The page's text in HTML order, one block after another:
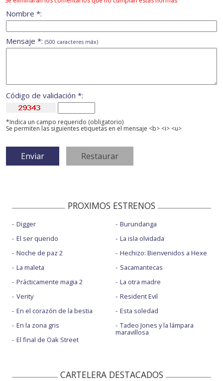
Nombre *:
Mensaje *: (500 caracteres máx)
Código de validación *:
*Indica un campo requerido (obligatorio)
Se permiten las siguientes etiquetas en el mensaje <b> <i> <u>
PROXIMOS ESTRENOS
Digger
El ser querido
Noche de paz 2
La maleta
Prácticamente magia 2
Verity
En el corazón de la bestia
En la zona gris
El final de Oak Street
Burundanga
La isla olvidada
Hechizo: Bienvenidos a Hexe
Sacamantecas
La otra madre
Resident Evil
Esta soledad
Tadeo Jones y la lámpara
maravillosa
CARTELERA DESTACADOS